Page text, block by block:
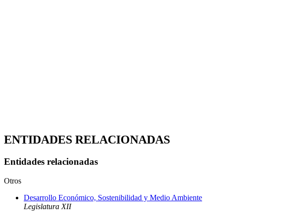
ENTIDADES RELACIONADAS
Entidades relacionadas
Otros
Desarrollo Económico, Sostenibilidad y Medio Ambiente
Legislatura XII